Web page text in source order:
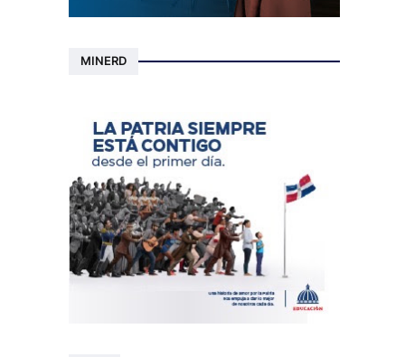
MINERD